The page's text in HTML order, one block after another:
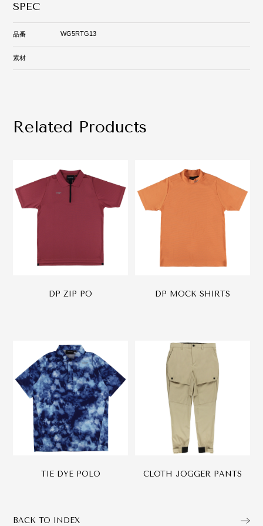
SPEC
品番 WG5RTG13
素材
Related Products
DP ZIP PO DP MOCK SHIRTS
TIE DYE POLO CLOTH JOGGER PANTS
BACK TO INDEX